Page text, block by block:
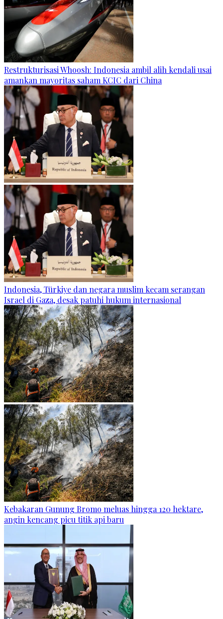
Restrukturisasi Whoosh: Indonesia ambil alih kendali usai
amankan mayoritas saham KCIC dari China
Indonesia, Türkiye dan negara muslim kecam serangan
Israel di Gaza, desak patuhi hukum internasional
Kebakaran Gunung Bromo meluas hingga 120 hektare,
angin kencang picu titik api baru